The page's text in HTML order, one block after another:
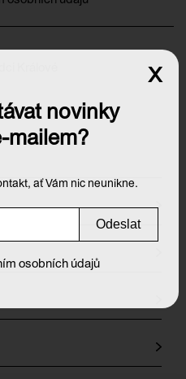
novinky
mailem?
ať Vám nic neunikne.
Odeslat
osobních údajů
x